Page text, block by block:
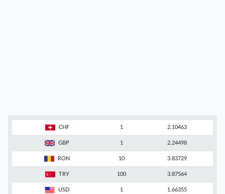
CHF 1 2.10463
GBP 1 2.24498
RON 10 3.83729
TRY 100 3.87564
USD 1 1.66355